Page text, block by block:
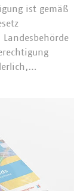
ist gemäß
Landesbehörde